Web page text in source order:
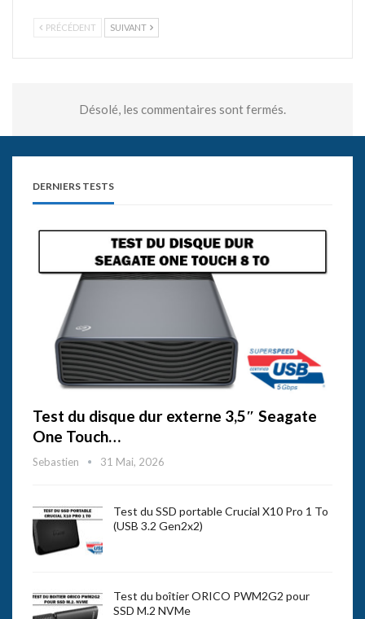
PRÉCÉDENT SUIVANT
Désolé, les commentaires sont fermés.
DERNIERS TESTS
Test du disque dur externe 3,5″ Seagate
One Touch…
Sebastien 31 Mai, 2026
Test du SSD portable Crucial X10 Pro 1 To
(USB 3.2 Gen2x2)
Test du boîtier ORICO PWM2G2 pour
SSD M.2 NVMe